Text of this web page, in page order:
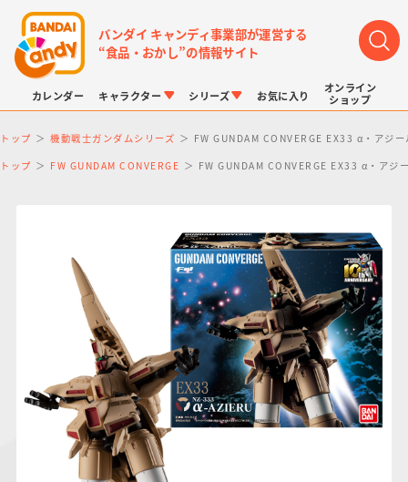
バンダイ キャンディ事業部が運営する
“食品・おかし”の情報サイト
カレンダー キャラクター
仮面ライダーシリー
ズ
プリキュアシリーズ
ガンダムシリーズ
ドラゴンボール
アンパンマン たまご
シリーズ
キャラパキ
チョコサプ
にふぉるめーしょん
＆スクエアシール
ポケモンキッズ
ポケモンスケールワ
お気に入り
オンライン
ショップ
トップ 機動戦士ガンダムシリーズ FW GUNDAM CONVERGE EX33 α・アジー
トップ FW GUNDAM CONVERGE FW GUNDAM CONVERGE EX33 α・アジ